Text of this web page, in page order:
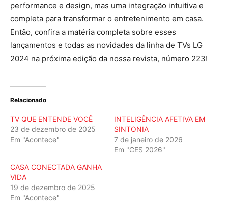
performance e design, mas uma integração intuitiva e
completa para transformar o entretenimento em casa.
Então, confira a matéria completa sobre esses
lançamentos e todas as novidades da linha de TVs LG
2024 na próxima edição da nossa revista, número 223!
Relacionado
TV QUE ENTENDE VOCÊ
23 de dezembro de 2025
Em "Acontece"
INTELIGÊNCIA AFETIVA EM
SINTONIA
7 de janeiro de 2026
Em "CES 2026"
CASA CONECTADA GANHA
VIDA
19 de dezembro de 2025
Em "Acontece"